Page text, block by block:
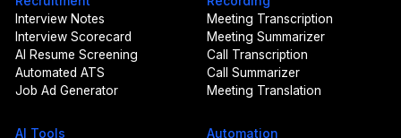
Interview Notes
Interview Scorecard
AI Resume Screening
Automated ATS
Job Ad Generator
Meeting Transcription
Meeting Summarizer
Call Transcription
Call Summarizer
Meeting Translation
AI Tools
Automation